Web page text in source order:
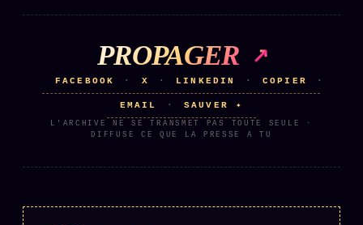
PROPAGER
FACEBOOK · X · LINKEDIN · COPIER ·
EMAIL · SAUVER ✦
L'ARCHIVE NE SE TRANSMET PAS TOUTE SEULE ·
DIFFUSE CE QUE LA PRESSE A TU